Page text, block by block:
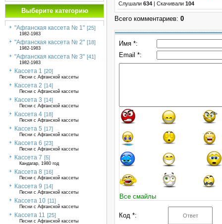
Выберите категорию
"Афганская кассета № 1" [25]
1982-1983
"Афганская кассета № 2" [18]
1982-1983
"Афганская кассета № 3" [41]
1982-1983
Кассета 1 [20]
Песни с Афганской кассеты
Кассета 2 [14]
Песни с Афганской кассеты
Кассета 3 [14]
Песни с Афганской кассеты
Кассета 4 [18]
Песня с Афганской кассеты
Кассета 5 [17]
Песни с Афганской кассеты
Кассета 6 [23]
Песни с Афганской кассеты
Кассета 7 [5]
Кандагар, 1980 год
Кассета 8 [16]
Песни с Афганской кассеты
Кассета 9 [14]
Песни с Афганской кассеты
Кассета 10 [11]
Песни с Афганской кассеты
Кассета 11 [25]
Песни с Афганской кассеты
Слушали 634 Скачивали 104
Всего комментариев: 0
Имя *:
Email *:
Все смайлы
Код *: